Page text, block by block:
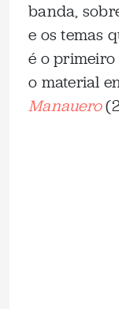
banda,
e os temas
é o
o material
Manauero